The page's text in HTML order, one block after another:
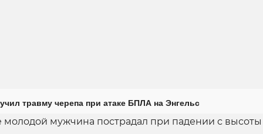
травму черепа при атаке БПЛА на Энгельс